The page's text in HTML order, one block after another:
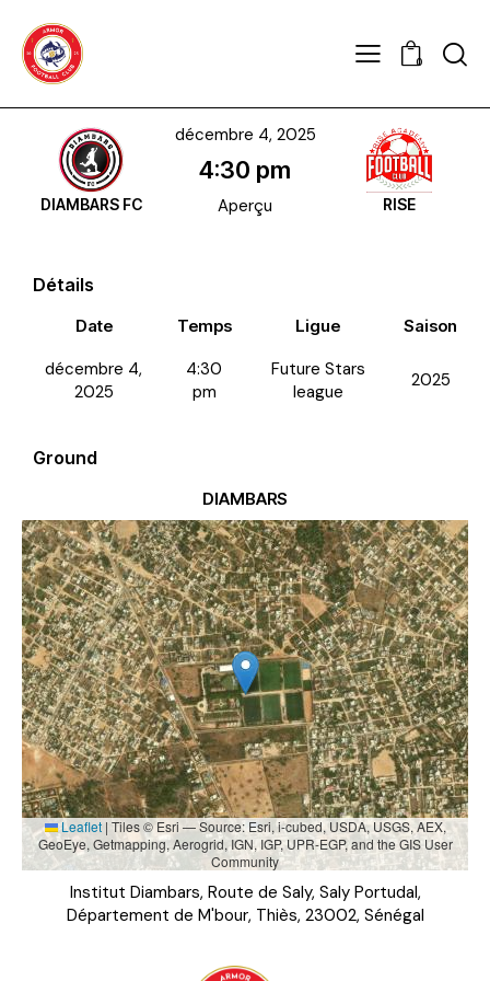
0
DIAMBARS FC RISE
décembre 4, 2025
4:30 pm
Aperçu
Détails
Date Temps Ligue Saison
décembre 4,
2025
4:30
pm
Future Stars
league
2025
Ground
DIAMBARS
Leaflet | Tiles © Esri — Source: Esri, i-cubed, USDA, USGS, AEX,
GeoEye, Getmapping, Aerogrid, IGN, IGP, UPR-EGP, and the GIS User
Community
Institut Diambars, Route de Saly, Saly Portudal,
Département de M'bour, Thiès, 23002, Sénégal